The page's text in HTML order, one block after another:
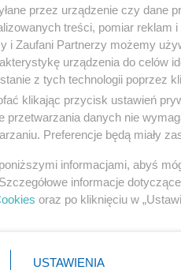
Sawicki: Tusk
prezydenta. Już
Redakcja
Polityka
TYLKO U NAS.
nie rozumiał
przez urządzenie czy dane
treści, pomiar reklam
i Zaufani Partnerzy możemy
urządzenia do celów
z tych technologii poprzez
klikając przycisk ustawień
przetwarzania danych nie
Preferencje będą miały
informacjami, abyś
informacje
oraz po kliknięciu w
USTAWIENIA